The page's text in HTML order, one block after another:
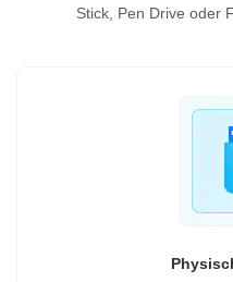
Stick, Pen Drive oder